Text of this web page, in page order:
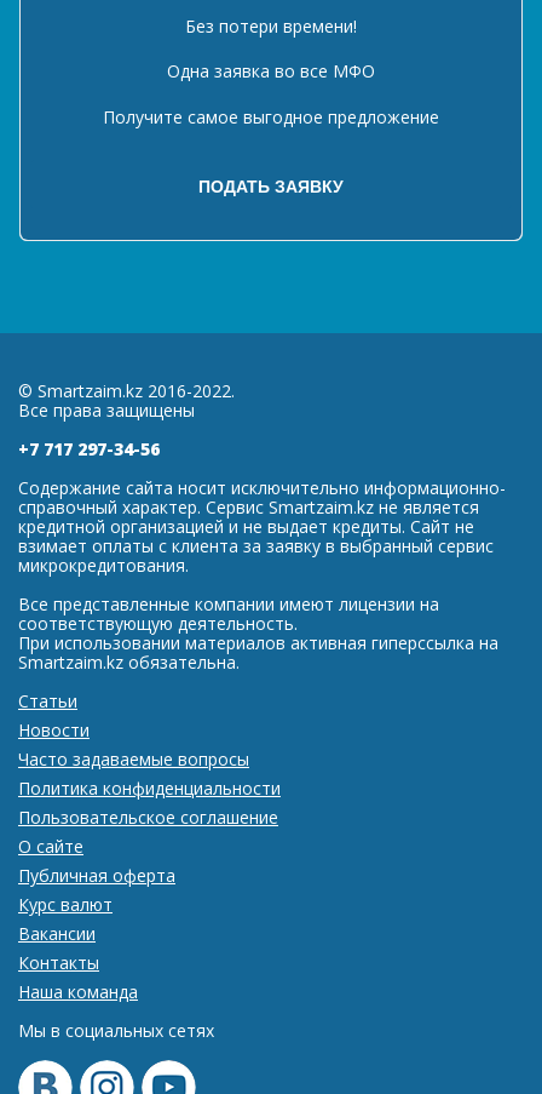
Без потери времени!
Одна заявка во все МФО
Получите самое выгодное предложение
© Smartzaim.kz 2016-2022.
Все права защищены
+7 717 297-34-56
Содержание сайта носит исключительно информационно-
справочный характер. Сервис Smartzaim.kz не является
кредитной организацией и не выдает кредиты. Сайт не
взимает оплаты с клиента за заявку в выбранный сервис
микрокредитования.
Все представленные компании имеют лицензии на
соответствующую деятельность.
При использовании материалов активная гиперссылка на
Smartzaim.kz обязательна.
Статьи
Новости
Часто задаваемые вопросы
Политика конфиденциальности
Пользовательское соглашение
О сайте
Публичная оферта
Курс валют
Вакансии
Контакты
Наша команда
Мы в социальных сетях